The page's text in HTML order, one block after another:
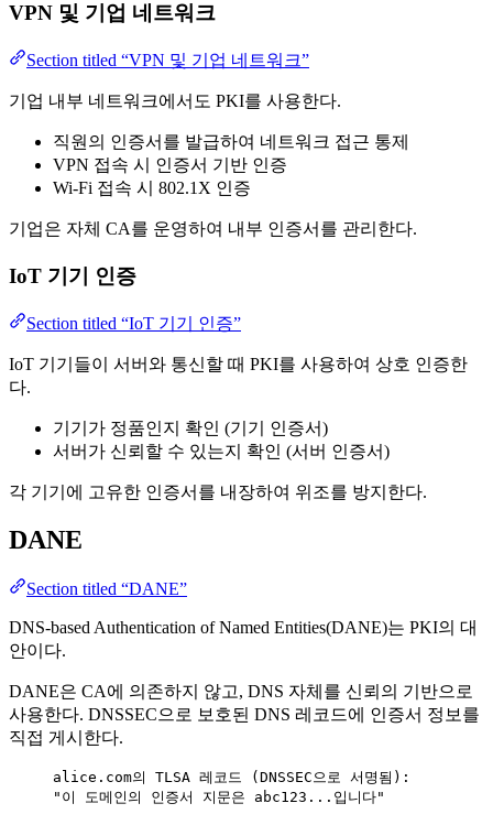
VPN 및 기업 네트워크
Section titled “VPN 및 기업 네트워크”
기업 내부 네트워크에서도 PKI를 사용한다.
직원의 인증서를 발급하여 네트워크 접근 통제
VPN 접속 시 인증서 기반 인증
Wi-Fi 접속 시 802.1X 인증
기업은 자체 CA를 운영하여 내부 인증서를 관리한다.
IoT 기기 인증
Section titled “IoT 기기 인증”
IoT 기기들이 서버와 통신할 때 PKI를 사용하여 상호 인증한
다.
기기가 정품인지 확인 (기기 인증서)
서버가 신뢰할 수 있는지 확인 (서버 인증서)
각 기기에 고유한 인증서를 내장하여 위조를 방지한다.
DANE
Section titled “DANE”
DNS-based Authentication of Named Entities(DANE)는 PKI의 대
안이다.
DANE은 CA에 의존하지 않고, DNS 자체를 신뢰의 기반으로
사용한다. DNSSEC으로 보호된 DNS 레코드에 인증서 정보를
직접 게시한다.
alice.com의 TLSA 레코드 (DNSSEC으로 서명됨):
"이 도메인의 인증서 지문은 abc123...입니다"